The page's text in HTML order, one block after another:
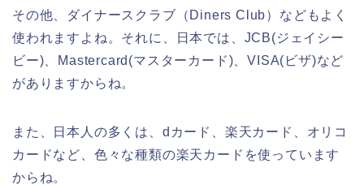
その他、ダイナースクラブ（Diners Club）などもよく
使われますよね。それに、日本では、JCB(ジェイシー
ビー)、Mastercard(マスターカード)、VISA(ビザ)など
がありますからね。
また、日本人の多くは、dカード、楽天カード、オリコ
カードなど、色々な種類の楽天カードを使っています
からね。